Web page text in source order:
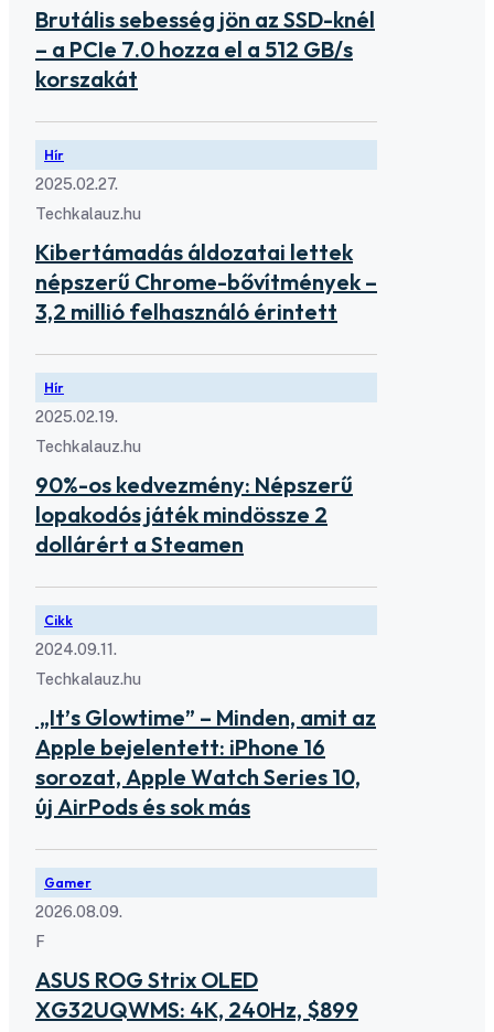
Brutális sebesség jön az SSD-knél
– a PCIe 7.0 hozza el a 512 GB/s
korszakát
Hír
2025.02.27.
Techkalauz.hu
Kibertámadás áldozatai lettek
népszerű Chrome-bővítmények –
3,2 millió felhasználó érintett
Hír
2025.02.19.
Techkalauz.hu
90%-os kedvezmény: Népszerű
lopakodós játék mindössze 2
dollárért a Steamen
Cikk
2024.09.11.
Techkalauz.hu
„It’s Glowtime” – Minden, amit az
Apple bejelentett: iPhone 16
sorozat, Apple Watch Series 10,
új AirPods és sok más
Gamer
2026.08.09.
F
ASUS ROG Strix OLED
XG32UQWMS: 4K, 240Hz, $899